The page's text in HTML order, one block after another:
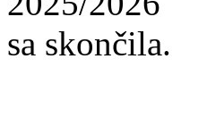
sa skončila.